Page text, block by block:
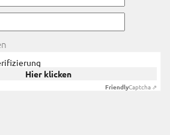
Hier klicken
FriendlyCaptcha ⇗